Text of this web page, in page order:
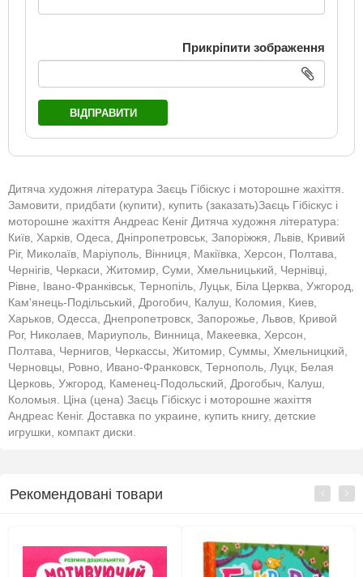
Прикріпити зображення
ВІДПРАВИТИ
Дитяча художня література Заєць Гібіскус і моторошне жахіття.
Замовити, придбати (купити), купить (заказать)Заєць Гібіскус і
моторошне жахіття Андреас Кеніг Дитяча художня література:
Київ, Харків, Одеса, Дніпропетровськ, Запоріжжя, Львів, Кривий
Ріг, Миколаїв, Маріуполь, Вінниця, Макіївка, Херсон, Полтава,
Чернігів, Черкаси, Житомир, Суми, Хмельницький, Чернівці,
Рівне, Івано-Франківськ, Тернопіль, Луцьк, Біла Церква, Ужгород,
Кам'янець-Подільський, Дрогобич, Калуш, Коломия, Киев,
Харьков, Одесса, Днепропетровск, Запорожье, Львов, Кривой
Рог, Николаев, Мариуполь, Винница, Макеевка, Херсон,
Полтава, Чернигов, Черкассы, Житомир, Суммы, Хмельницкий,
Черновцы, Ровно, Ивано-Франковск, Тернополь, Луцк, Белая
Церковь, Ужгород, Каменец-Подольский, Дрогобыч, Калуш,
Коломыя. Ціна (цена) Заєць Гібіскус і моторошне жахіття
Андреас Кеніг. Доставка по украине, купить книгу, детские
игрушки, компакт диски.
Рекомендовані товари